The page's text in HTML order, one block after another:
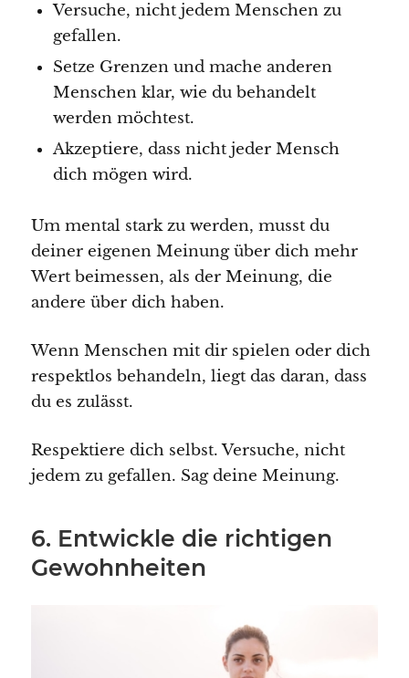
Versuche, nicht jedem Menschen zu
gefallen.
Setze Grenzen und mache anderen
Menschen klar, wie du behandelt
werden möchtest.
Akzeptiere, dass nicht jeder Mensch
dich mögen wird.
Um mental stark zu werden, musst du
deiner eigenen Meinung über dich mehr
Wert beimessen, als der Meinung, die
andere über dich haben.
Wenn Menschen mit dir spielen oder dich
respektlos behandeln, liegt das daran, dass
du es zulässt.
Respektiere dich selbst. Versuche, nicht
jedem zu gefallen. Sag deine Meinung.
6. Entwickle die richtigen
Gewohnheiten